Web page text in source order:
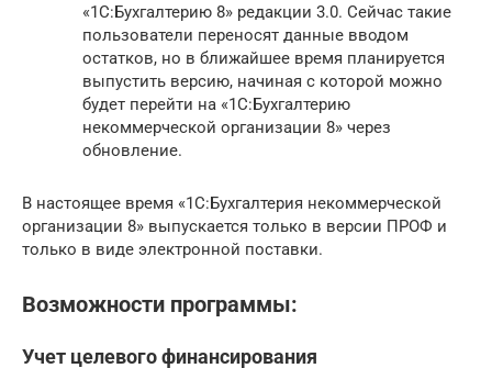
«1С:Бухгалтерию 8» редакции 3.0. Сейчас такие
пользователи переносят данные вводом
остатков, но в ближайшее время планируется
выпустить версию, начиная с которой можно
будет перейти на «1С:Бухгалтерию
некоммерческой организации 8» через
обновление.
В настоящее время «1С:Бухгалтерия некоммерческой
организации 8» выпускается только в версии ПРОФ и
только в виде электронной поставки.
Возможности программы:
Учет целевого финансирования